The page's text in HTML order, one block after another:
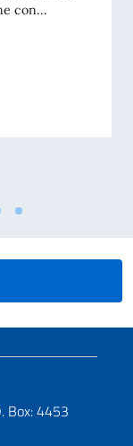
con...
di studio in Design,
Box: 4453